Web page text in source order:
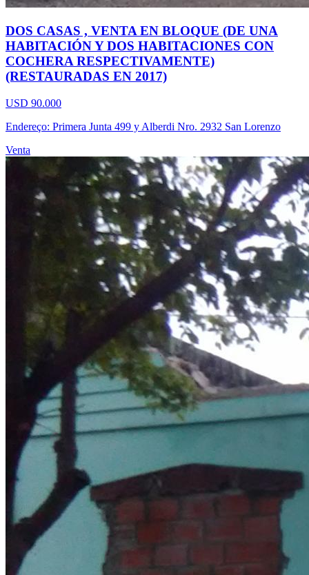
DOS CASAS , VENTA EN BLOQUE (DE UNA
HABITACIÓN Y DOS HABITACIONES CON
COCHERA RESPECTIVAMENTE)
(RESTAURADAS EN 2017)
USD 90.000
Endereço: Primera Junta 499 y Alberdi Nro. 2932 San Lorenzo
Venta